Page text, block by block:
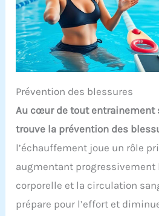
Prévention des blessures
Au cœur de tout entrainement
trouve la prévention des
l’échauffement joue un rôle
augmentant progressivement
corporelle et la circulation
prépare pour l’effort et